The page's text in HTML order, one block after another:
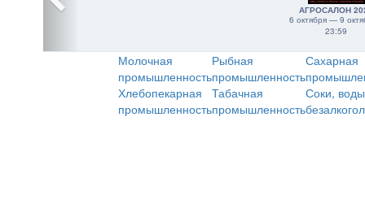
АГРОСАЛОН
6 октября — 9
23:59
Молочная
промышленность
Рыбная
промышленность
Сахарная
Хлебопекарная
промышленность
Табачная
промышленность
Соки,